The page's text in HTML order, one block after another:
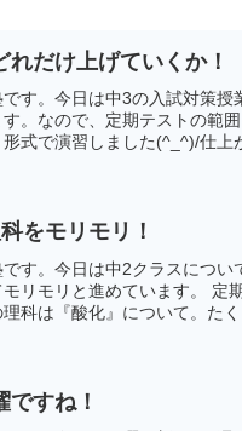
れだけ上げていくか！
です。今日は中3の入試対策
。なので、定期テストの範
式で演習しました(^_^)/仕上
をモリモリ！
です。今日は中2クラスにつ
リモリと進めています。 定
科は『酸化』について。た
ですね！